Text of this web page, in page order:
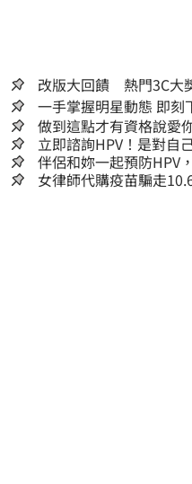
改版大回饋 熱門3C大
一手掌
做到這點才有資格說愛
立即諮詢HPV！是對自
嫌晚！
伴侶和妳一起預防HPV
女律師代購疫苗騙走